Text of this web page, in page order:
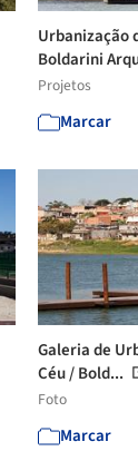
Urbanização
Boldarini
Projetos
Marcar
Galeria de
Céu / Bold...
Foto
Marcar